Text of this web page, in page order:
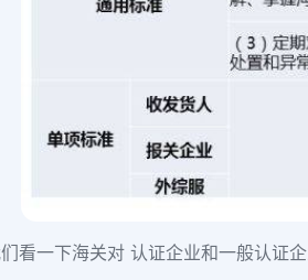
看一下海关对 认证企业和一般认证